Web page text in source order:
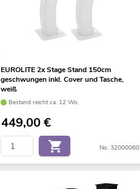
EUROLITE 2x Stage Stand 150cm
geschwungen inkl. Cover und Tasche,
weiß
Bestand reicht ca. 12 Wo.
449,00€
No. 32000060